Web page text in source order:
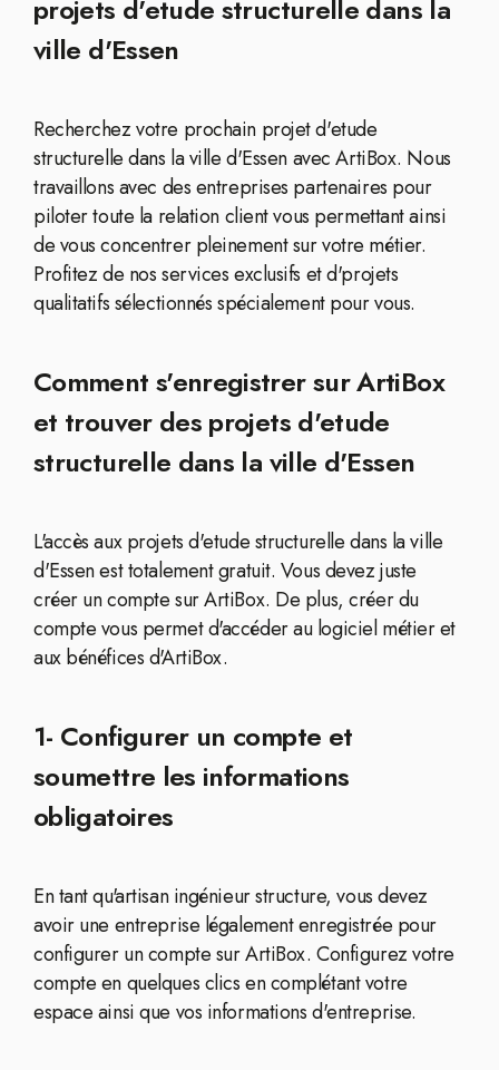
projets d'etude structurelle dans la
ville d'Essen
Recherchez votre prochain projet d'etude
structurelle dans la ville d'Essen avec ArtiBox. Nous
travaillons avec des entreprises partenaires pour
piloter toute la relation client vous permettant ainsi
de vous concentrer pleinement sur votre métier.
Profitez de nos services exclusifs et d'projets
qualitatifs sélectionnés spécialement pour vous.
Comment s'enregistrer sur ArtiBox
et trouver des projets d'etude
structurelle dans la ville d'Essen
L'accès aux projets d'etude structurelle dans la ville
d'Essen est totalement gratuit. Vous devez juste
créer un compte sur ArtiBox. De plus, créer du
compte vous permet d'accéder au logiciel métier et
aux bénéfices d'ArtiBox.
1- Configurer un compte et
soumettre les informations
obligatoires
En tant qu'artisan ingénieur structure, vous devez
avoir une entreprise légalement enregistrée pour
configurer un compte sur ArtiBox. Configurez votre
compte en quelques clics en complétant votre
espace ainsi que vos informations d'entreprise.